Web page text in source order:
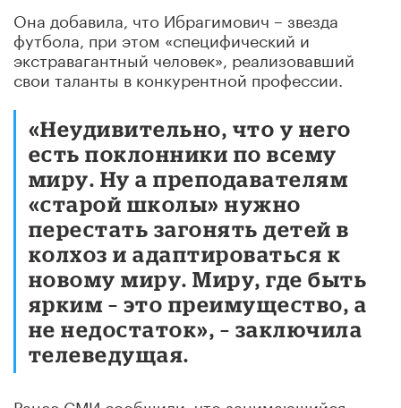
Она добавила, что Ибрагимович – звезда
футбола, при этом «специфический и
экстравагантный человек», реализовавший
свои таланты в конкурентной профессии.
«Неудивительно, что у него
есть поклонники по всему
миру. Ну а преподавателям
«старой школы» нужно
перестать загонять детей в
колхоз и адаптироваться к
новому миру. Миру, где быть
ярким – это преимущество, а
не недостаток», – заключила
телеведущая.